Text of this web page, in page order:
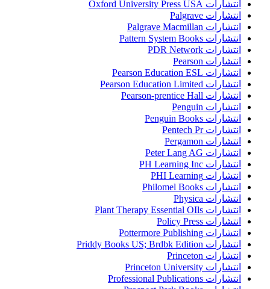
انتشارات Oxford University Press USA
انتشارات Palgrave
انتشارات Palgrave Macmillan
انتشارات Pattern System Books
انتشارات PDR Network
انتشارات Pearson
انتشارات Pearson Education ESL
انتشارات Pearson Education Limited
انتشارات Pearson-prentice Hall
انتشارات Penguin
انتشارات Penguin Books
انتشارات Pentech Pr
انتشارات Pergamon
انتشارات Peter Lang AG
انتشارات PH Learning Inc
انتشارات PHI Learning
انتشارات Philomel Books
انتشارات Physica
انتشارات Plant Therapy Essential OIls
انتشارات Policy Press
انتشارات Pottermore Publishing
انتشارات Priddy Books US; Brdbk Edition
انتشارات Princeton
انتشارات Princeton University
انتشارات Professional Publications